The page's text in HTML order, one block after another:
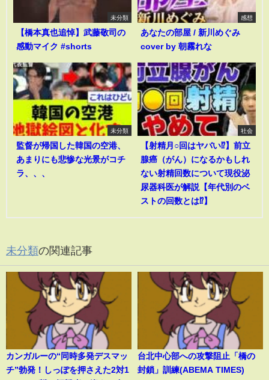
未分類
【橋本真也追悼】武藤敬司の
感動マイク #shorts
感想
あなたの部屋 / 新川めぐみ
cover by 朝霧れな
未分類
監督が帰国した韓国の空港、
あまりにも悲惨な光景がコチ
ラ、、、
社会
【射精月○回はヤバい⁉︎】前立
腺癌（がん）になるかもしれ
ない射精回数について現役泌
尿器科医が解説【年代別のベ
ストの回数とは⁉︎】
未分類の関連記事
カンガルーの“同時多発デスマッ
チ”勃発！しっぽを押さえた2対1
台北中心部への攻撃阻止「橋の
封鎖」訓練(ABEMA TIMES)